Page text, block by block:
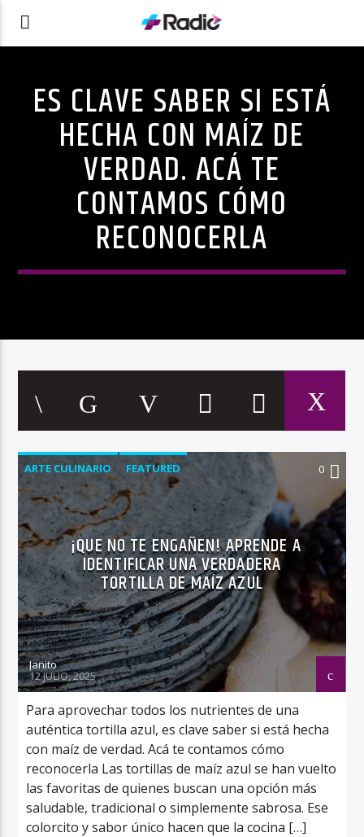
ES CLAVE SABER SI ESTÁ
HECHA CON MAÍZ DE
VERDAD. ACÁ TE
CONTAMOS CÓMO
RECONOCERLA
ARTE CULINARIO FEATURED 0
¡QUE NO TE ENGAÑEN! APRENDE A
IDENTIFICAR UNA VERDADERA
TORTILLA DE MAÍZ AZUL
Janito
12 JULIO, 2025
Para aprovechar todos los nutrientes de una
auténtica tortilla azul, es clave saber si está hecha
con maíz de verdad. Acá te contamos cómo
reconocerla Las tortillas de maíz azul se han vuelto
las favoritas de quienes buscan una opción más
saludable, tradicional o simplemente sabrosa. Ese
colorcito y sabor único hacen que la cocina […]